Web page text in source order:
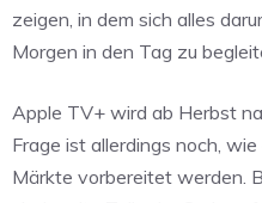
zeigen, in dem sich alles
Morgen in den Tag zu
Apple TV+ wird ab Herbst
Frage ist allerdings noch,
Märkte vorbereitet werden.